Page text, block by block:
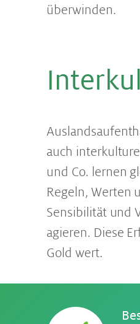
überwinden.
auch
und Co. lernen
Regeln, Werten
Sensibilität und
agieren. Diese
Gold wert.